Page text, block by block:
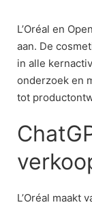
content
L’Oréal en
aan. De
in alle
onderzoek en
tot
L’Oréal maakt